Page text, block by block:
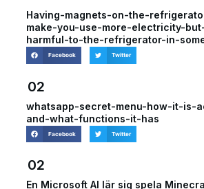
Having-magnets-on-the-
make-you-use-more-electricity-
harmful-to-the-refrigerator-in-
Facebook Twitter
02
whatsapp-secret-menu-how-it-is-
and-what-functions-it-has
Facebook Twitter
02
En Microsoft AI lär sig spela